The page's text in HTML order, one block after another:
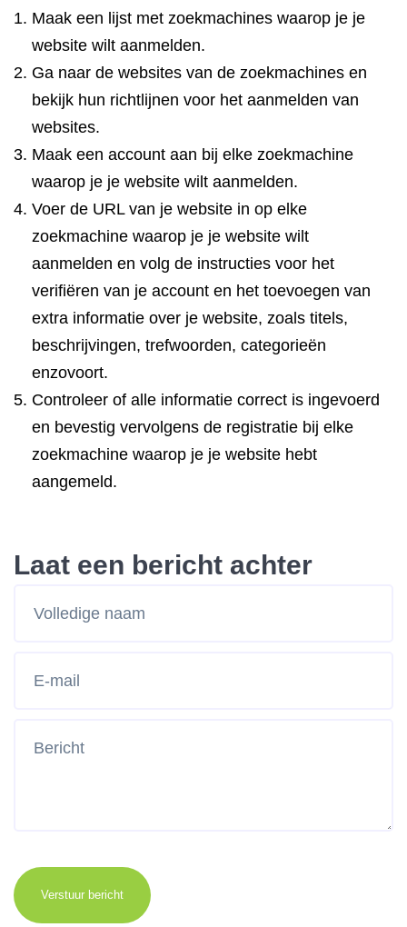
Maak een lijst met zoekmachines waarop je je
website wilt aanmelden.
Ga naar de websites van de zoekmachines en
bekijk hun richtlijnen voor het aanmelden van
websites.
Maak een account aan bij elke zoekmachine
waarop je je website wilt aanmelden.
Voer de URL van je website in op elke
zoekmachine waarop je je website wilt
aanmelden en volg de instructies voor het
verifiëren van je account en het toevoegen van
extra informatie over je website, zoals titels,
beschrijvingen, trefwoorden, categorieën
enzovoort.
Controleer of alle informatie correct is ingevoerd
en bevestig vervolgens de registratie bij elke
zoekmachine waarop je je website hebt
aangemeld.
Laat een bericht achter
Verstuur bericht